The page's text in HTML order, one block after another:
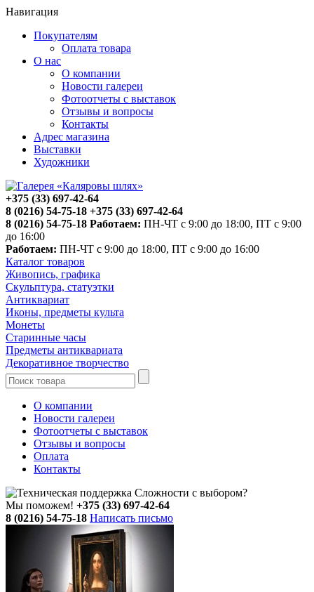
Навигация
Покупателям
Оплата товара
О нас
О компании
Новости галереи
Фотоотчеты с выставок
Отзывы и вопросы
Контакты
Адрес магазина
Выставки
Художники
+375 (33) 697-42-64
8 (0216) 54-75-18 +375 (33) 697-42-64
8 (0216) 54-75-18 Работаем: ПН-ЧТ с 9:00 до 18:00, ПТ с 9:00
до 16:00
Работаем: ПН-ЧТ с 9:00 до 18:00, ПТ с 9:00 до 16:00
Каталог товаров
Живопись, графика
Скульптура, статуэтки
Антиквариат
Иконы, предметы культа
Монеты
Старинные часы
Предметы антиквариата
Декоративное творчество
О компании
Новости галереи
Фотоотчеты с выставок
Отзывы и вопросы
Оплата
Контакты
Сложности с выбором?
Мы поможем! +375 (33) 697-42-64
8 (0216) 54-75-18 Написать письмо